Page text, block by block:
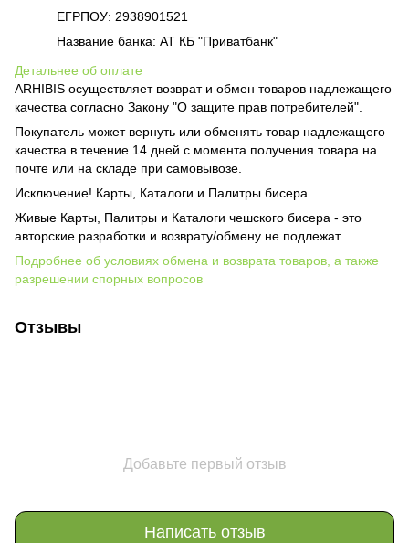
ЕГРПОУ: 2938901521
Название банка: АТ КБ "Приватбанк"
Детальнее об оплате
ARHIBIS осуществляет возврат и обмен товаров надлежащего
качества согласно Закону "О защите прав потребителей".
Покупатель может вернуть или обменять товар надлежащего
качества в течение 14 дней с момента получения товара на
почте или на складе при самовывозе.
Исключение! Карты, Каталоги и Палитры бисера.
Живые Карты, Палитры и Каталоги чешского бисера - это
авторские разработки и возврату/обмену не подлежат.
Подробнее об условиях обмена и возврата товаров, а также
разрешении спорных вопросов
Отзывы
Добавьте первый отзыв
Написать отзыв